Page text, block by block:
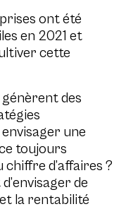
ont été
en 2021 et
cette
génèrent des
une
toujours
d’affaires ?
de
la rentabilité